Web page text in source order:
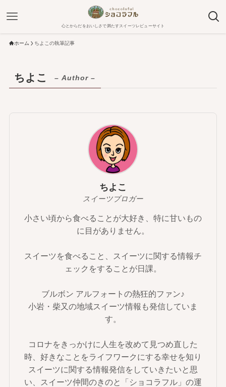
心とからだをおいしさで満たすスイーツレビューサイト
ホーム ちよこの執筆記事
ちよこ – Author –
ちよこ
スイーツブロガー
小さい頃から食べることが大好き、特に甘いもの
に目がありません。
スイーツを食べること、スイーツに関する情報チ
ェックをすることが日課。
ブルボン アルフォートの熱狂的ファン♪
小岩・柴又の地域スイーツ情報も発信していま
す。
コロナをきっかけに人生を改めて見つめ直した
時、好きなことをライフワークにする幸せを知り
スイーツに関する情報発信をしていきたいと思
い、スイーツ仲間のきのと「ショコラフル」の運